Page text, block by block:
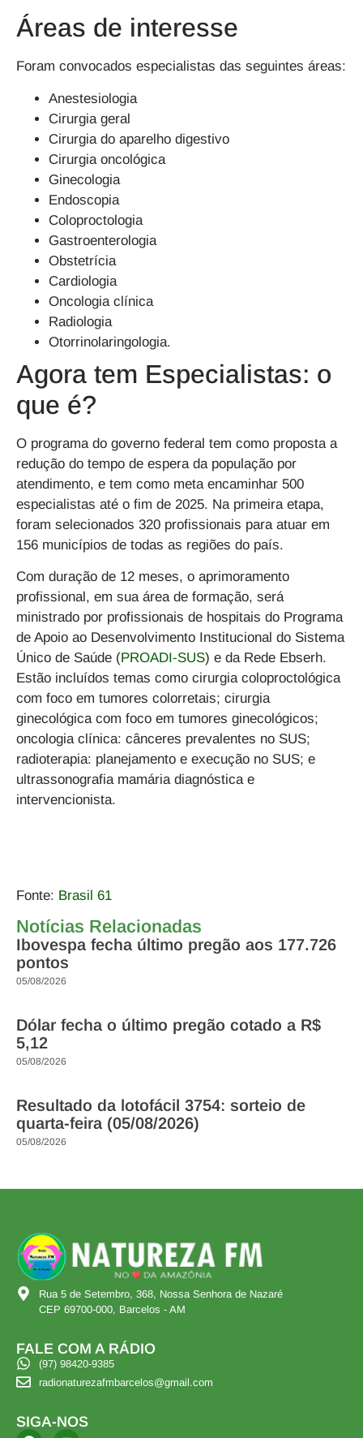
Áreas de interesse
Foram convocados especialistas das seguintes áreas:
Anestesiologia
Cirurgia geral
Cirurgia do aparelho digestivo
Cirurgia oncológica
Ginecologia
Endoscopia
Coloproctologia
Gastroenterologia
Obstetrícia
Cardiologia
Oncologia clínica
Radiologia
Otorrinolaringologia.
Agora tem Especialistas: o
que é?
O programa do governo federal tem como proposta a
redução do tempo de espera da população por
atendimento, e tem como meta encaminhar 500
especialistas até o fim de 2025. Na primeira etapa,
foram selecionados 320 profissionais para atuar em
156 municípios de todas as regiões do país.
Com duração de 12 meses, o aprimoramento
profissional, em sua área de formação, será
ministrado por profissionais de hospitais do Programa
de Apoio ao Desenvolvimento Institucional do Sistema
Único de Saúde (PROADI-SUS) e da Rede Ebserh.
Estão incluídos temas como cirurgia coloproctológica
com foco em tumores colorretais; cirurgia
ginecológica com foco em tumores ginecológicos;
oncologia clínica: cânceres prevalentes no SUS;
radioterapia: planejamento e execução no SUS; e
ultrassonografia mamária diagnóstica e
intervencionista.
Fonte: Brasil 61
Notícias Relacionadas
Ibovespa fecha último pregão aos 177.726
pontos
05/08/2026
Dólar fecha o último pregão cotado a R$
5,12
05/08/2026
Resultado da lotofácil 3754: sorteio de
quarta-feira (05/08/2026)
05/08/2026
Rua 5 de Setembro, 368, Nossa Senhora de Nazaré
CEP 69700-000, Barcelos - AM
FALE COM A RÁDIO
(97) 98420-9385
radionaturezafmbarcelos@gmail.com
SIGA-NOS